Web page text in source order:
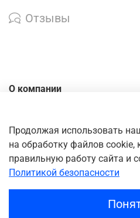
Отзывы
О компании
Доставка
Оплата
Личный кабинет
Продолжая использовать
на обработку файлов cookie,
правильную работу сайта и
Политикой безопасности